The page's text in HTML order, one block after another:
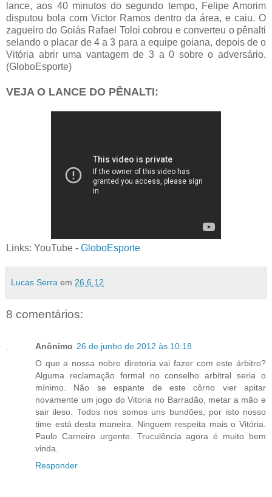
lance, aos 40 minutos do segundo tempo, Felipe Amorim
disputou bola com Victor Ramos dentro da área, e caiu. O
zagueiro do Goiás Rafael Toloi cobrou e converteu o pênalti
selando o placar de 4 a 3 para a equipe goiana, depois de o
Vitória abrir uma vantagem de 3 a 0 sobre o adversário.
(GloboEsporte)
VEJA O LANCE DO PÊNALTI:
Links: YouTube - GloboEsporte
Lucas Serra em 26.6.12
8 comentários:
Anônimo 26 de junho de 2012 às 10:18
O que a nossa nobre diretoria vai fazer com este árbitro?
Alguma reclamação formal no conselho arbitral seria o
mínimo. Não se espante de este côrno vier apitar
novamente um jogo do Vitoria no Barradão, metar a mão e
sair ileso. Todos nos somos uns bundões, por isto nosso
time está desta maneira. Ninguem respeita mais o Vitória.
Paulo Carneiro urgente. Truculência agora é muito bem
vinda.
Responder